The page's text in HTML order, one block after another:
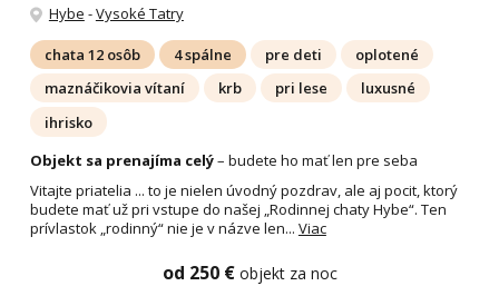
Hybe -Vysoké Tatry
chata 12 osôb 4 spálne pre deti
oplotené
maznáčikovia vítaní
krb pri lese
luxusné
ihrisko
Objekt sa prenajíma celý– budete ho mať len pre seba
Vitajte priatelia ... to je nielen úvodný pozdrav, ale aj pocit, ktorý
budete mať už pri vstupe do našej „Rodinnej chaty Hybe“. Ten
prívlastok „rodinný“ nie je v názve len... Viac
od 250 € objekt za noc